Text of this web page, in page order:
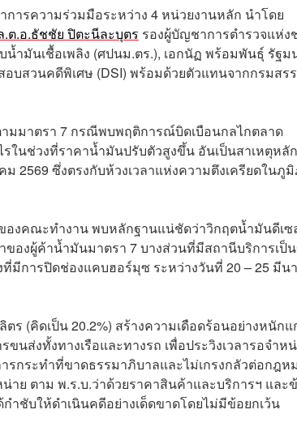
ารความร่วมมือระหว่าง 4 หน่วยงานหลัก นำโดย
.ต.อ.ธัชชัย ปิตะนีละบุตร รองผู้บัญชาการตำรวจแห่ง
ำมันเชื้อเพลิง (ศปนม.ตร.), เอกนัฏ พร้อมพันธุ์ รัฐม
บสวนคดีพิเศษ (DSI) พร้อมด้วยตัวแทนจากกรมสร
มมาตรา 7 กรณีพบพฤติการณ์บิดเบือนกลไกตลาด
รในช่วงที่ราคาน้ำมันปรับตัวสูงขึ้น อันเป็นสาเหตุหลั
2569 ซึ่งตรงกับห้วงเวลาแห่งความตึงเครียดในภู
ของคณะทำงาน พบหลักฐานแน่ชัดว่าวิกฤตน้ำมันดีเซ
องผู้ค้าน้ำมันมาตรา 7 บางส่วนที่มีสถานีบริการเป็
มีการปิดช่องแคบฮอร์มุซ ระหว่างวันที่ 20 – 25 มีน
ร (คิดเป็น 20.2%) สร้างความเดือดร้อนอย่างหนักแ
ส่งทั้งทางเรือและทางรถ เพื่อประวิงเวลารอจำห
กระทำที่ขาดธรรมาภิบาลและไม่เกรงกลัวต่อกฎห
าย ตาม พ.ร.บ.ว่าด้วยราคาสินค้าและบริการฯ และ
ำชับให้ดำเนินคดีอย่างเด็ดขาดโดยไม่มีข้อยกเว้น